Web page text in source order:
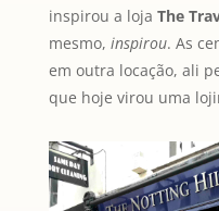
inspirou a loja The
mesmo, inspirou. As
em outra locação, ali
que hoje virou uma